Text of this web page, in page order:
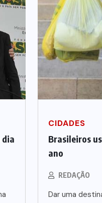
dia
CIDADES
Brasileiros
ano
REDAÇÃO
Dar uma